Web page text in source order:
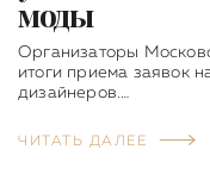
моды
Организаторы
итоги приема заявок
дизайнеров.…
ЧИТАТЬ ДАЛЕЕ